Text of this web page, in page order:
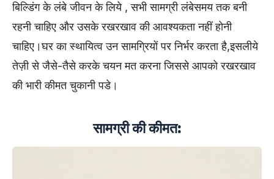
बिल्डिंग के लंबे जीवन के लिये , सभी सामग्री लंबेसमय तक बनी
रहनी चाहिए और उसके रखरखाव की आवश्यकता नहीं होनी
चाहिए।घर का स्थायित्व उन सामग्रियों पर निर्भर करता है,इसलीये
तेज़ी से जैसे-तैसे करके चयन मत करना जिससे आपको रखरखाव
की भारी कीमत चुकानी पडे।
सामग्री की कीमत: